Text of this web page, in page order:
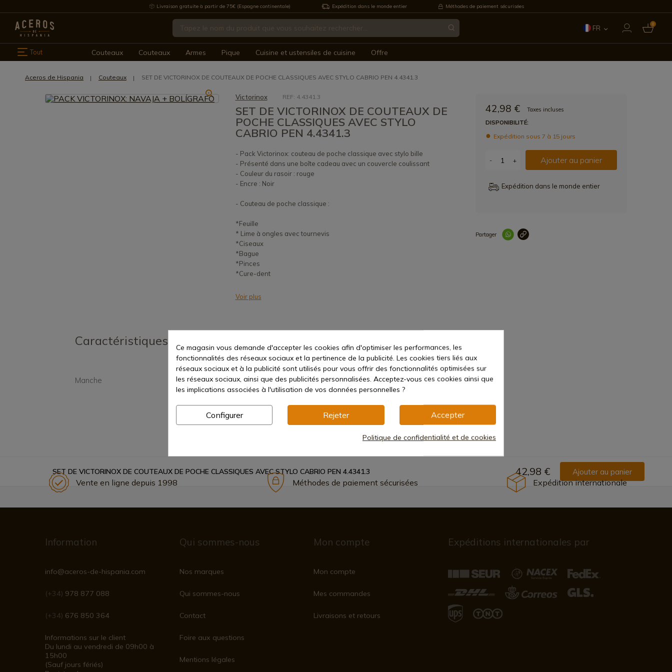
Livraison gratuite à partir de 75€ (Espagne continentale) Expédition dans le monde entier Méthodes de paiement sécurisées
FR 0
Tout Couteaux Couteaux Armes Pique Cuisine et ustensiles de cuisine Offre
Aceros de Hispania Couteaux SET DE VICTORINOX DE COUTEAUX DE POCHE CLASSIQUES AVEC STYLO CABRIO PEN 4.4341.3
Victorinox REF: 4.4341.3
SET DE VICTORINOX DE COUTEAUX DE
POCHE CLASSIQUES AVEC STYLO
CABRIO PEN 4.4341.3
- Pack Victorinox: couteau de poche classique avec stylo bille
- Présenté dans une boîte cadeau avec un couvercle coulissant
- Couleur du rasoir : rouge
- Encre : Noir
- Couteau de poche classique :
*Feuille
* Lime à ongles avec tournevis
*Ciseaux
*Bague
*Pinces
*Cure-dent
Voir plus
42,98 €
Taxes incluses
DISPONIBILITÉ:
Expédition sous 7 à 15 jours
- + Ajouter au panier
Expédition dans le monde entier
Partager
Caractéristiques
Manche Synthétique
SET DE VICTORINOX DE COUTEAUX DE POCHE CLASSIQUES AVEC STYLO CABRIO PEN 4.4341.3 42,98 € Ajouter au panier
Vente en ligne depuis 1998 Méthodes de paiement sécurisées Expédition internationale
Information
info@aceros-de-hispania.com
(+34) 978 877 088
(+34) 676 850 364
Informations sur le client
Du lundi au vendredi de 09h00 à
15h00
(Sauf jours fériés)
Qui sommes-nous
Nos marques
Qui sommes-nous
Contact
Foire aux questions
Mentions légales
Mon compte
Mon compte
Mes commandes
Livraisons et retours
Expéditions internationales par
Ce magasin vous demande d'accepter les cookies afin d'optimiser les performances, les
fonctionnalités des réseaux sociaux et la pertinence de la publicité. Les cookies tiers liés aux
réseaux sociaux et à la publicité sont utilisés pour vous offrir des fonctionnalités optimisées sur
les réseaux sociaux, ainsi que des publicités personnalisées. Acceptez-vous ces cookies ainsi que
les implications associées à l'utilisation de vos données personnelles ?
Configurer Rejeter Accepter
Politique de confidentialité et de cookies